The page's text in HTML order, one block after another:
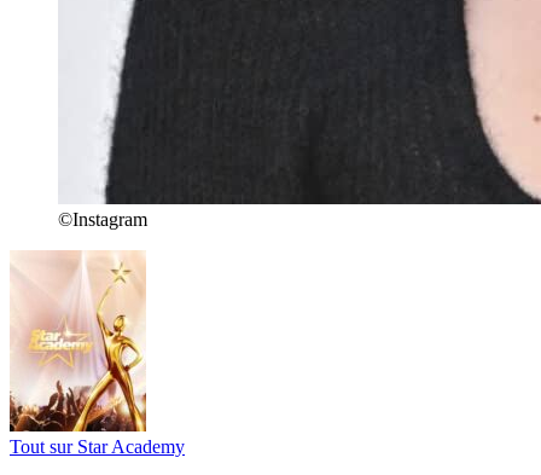
©Instagram
Tout sur Star Academy